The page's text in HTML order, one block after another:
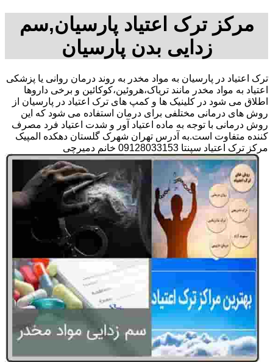
مرکز ترک اعتیاد پارسیان,سم
زدایی بدن پارسیان
ترک اعتیاد در پارسیان به مواد مخدر به روند درمان روانی یا پزشکی
اعتیاد به مواد مخدر مانند تریاک،هروئین،کوکائین و برخی داروها
اطلاق می شود در کلینیک ها و کمپ های ترک اعتیاد در پارسیان از
روش های درمانی مختلفی برای درمان استفاده می شود که این
روش درمانی با توجه به ماده اعتیاد آور و شدت اعتیاد فرد مصرف
کننده متفاوت است.به آدرس تهران شهرک گلستان دهکده المپیک
مرکز ترک اعتیاد سپنتا 09128033153 خانم دمیرچی